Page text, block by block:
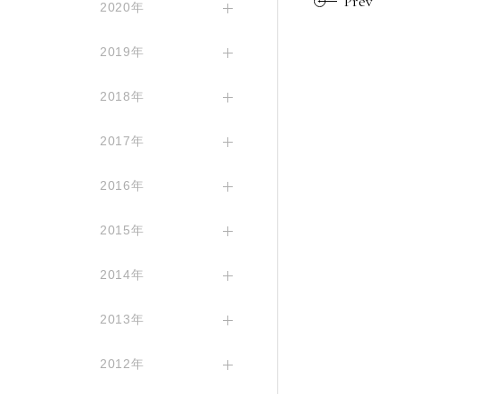
2020年
2019年
2018年
2017年
2016年
2015年
2014年
2013年
2012年